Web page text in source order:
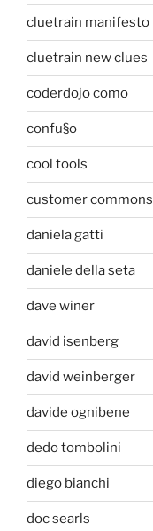
cluetrain manifesto
cluetrain new clues
coderdojo como
confu§o
cool tools
customer commons
daniela gatti
daniele della seta
dave winer
david isenberg
david weinberger
davide ognibene
dedo tombolini
diego bianchi
doc searls